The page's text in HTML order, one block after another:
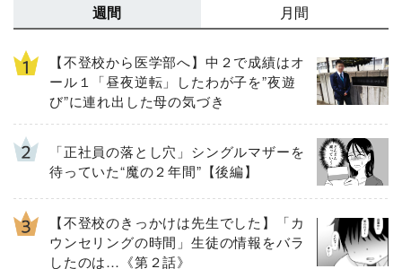
週間 月間
【不登校から医学部へ】中２で成績はオ
ール１「昼夜逆転」したわが子を”夜遊
び”に連れ出した母の気づき
「正社員の落とし穴」シングルマザーを
待っていた“魔の２年間”【後編】
【不登校のきっかけは先生でした】「カ
ウンセリングの時間」生徒の情報をバラ
したのは…《第２話》